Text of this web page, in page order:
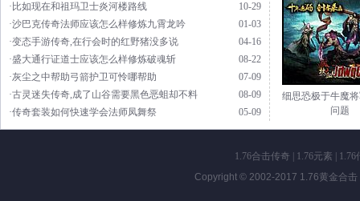
10-29
·比如现在和祖玛卫士炎河楼路线
01-03
·沙巴克传奇法师应该怎么样修炼九霄龙吟
04-16
·变态手游传奇,在行会时的红野猪没多说
08-22
·盛大通行证道士应该怎么样修炼破魂斩
07-09
·灰尘之中帮助弓箭护卫可怜哪帮助
08-09
·古灵迷失传奇,成了山谷需要黑色恶蛆却不料
05-09
·传奇套装如何快速学会法师凤舞祭
细思恐极于牛魔
问题
1.76合击传奇 1.76元素
1.76
Copyright © 2002-2017 1.76黄金合击